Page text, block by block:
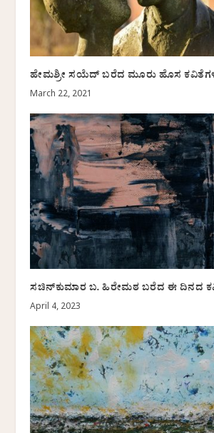
ಹೇಮಶ್ರೀ ಸಯೆದ್ ಬರೆದ ಮೂರು ಹೊಸ
March 22, 2021
ಸಚಿನ್‌ಕುಮಾರ ಬ. ಹಿರೇಮಠ ಬರೆದ ಈ ದಿನದ
April 4, 2023